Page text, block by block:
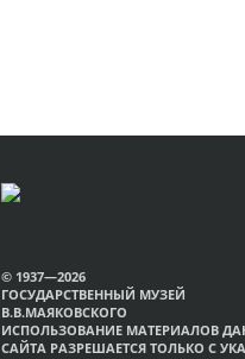
© 1937—2026
ГОСУДАРСТВЕННЫЙ МУЗЕЙ
В.В.МАЯКОВСКОГО
ИСПОЛЬЗОВАНИЕ МАТЕРИАЛОВ
САЙТА РАЗРЕШАЕТСЯ ТОЛЬКО С